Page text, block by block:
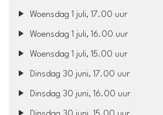
Woensdag 1 juli, 17.00 uur
Woensdag 1 juli, 16.00 uur
Woensdag 1 juli, 15.00 uur
Dinsdag 30 juni, 17.00 uur
Dinsdag 30 juni, 16.00 uur